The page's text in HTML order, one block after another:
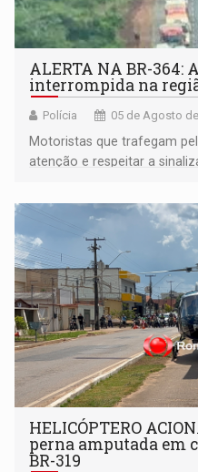
ALERTA NA BR-364:
interrompida na
Polícia 05 de Agosto
​Motoristas que trafegam
atenção e respeitar a
HELICÓPTERO
perna amputada em
BR-319